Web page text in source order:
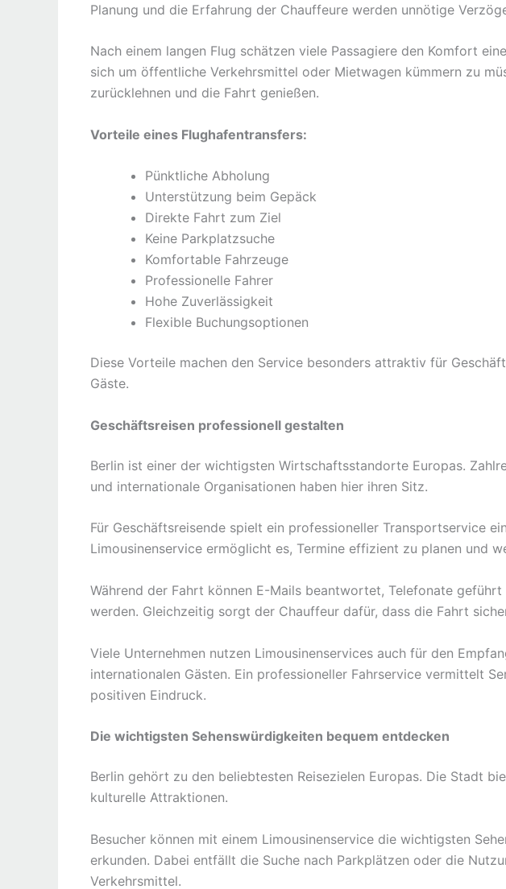
Planung und die Erfahrung der Chauffeure werden unnötige
Nach einem langen Flug schätzen viele Passagiere den Komfort
sich um öffentliche Verkehrsmittel oder Mietwagen kümmern zu
zurücklehnen und die Fahrt genießen.
Vorteile eines Flughafentransfers:
Pünktliche Abholung
Unterstützung beim Gepäck
Direkte Fahrt zum Ziel
Keine Parkplatzsuche
Komfortable Fahrzeuge
Professionelle Fahrer
Hohe Zuverlässigkeit
Flexible Buchungsoptionen
Diese Vorteile machen den Service besonders attraktiv für
Gäste.
Geschäftsreisen professionell gestalten
Berlin ist einer der wichtigsten Wirtschaftsstandorte Europas.
und internationale Organisationen haben hier ihren Sitz.
Für Geschäftsreisende spielt ein professioneller Transportservice
Limousinenservice ermöglicht es, Termine effizient zu planen und
Während der Fahrt können E-Mails beantwortet, Telefonate
werden. Gleichzeitig sorgt der Chauffeur dafür, dass die Fahrt
Viele Unternehmen nutzen Limousinenservices auch für den
internationalen Gästen. Ein professioneller Fahrservice vermittelt
positiven Eindruck.
Die wichtigsten Sehenswürdigkeiten bequem entdecken
Berlin gehört zu den beliebtesten Reisezielen Europas. Die Stadt
kulturelle Attraktionen.
Besucher können mit einem Limousinenservice die wichtigsten
erkunden. Dabei entfällt die Suche nach Parkplätzen oder die
Verkehrsmittel.